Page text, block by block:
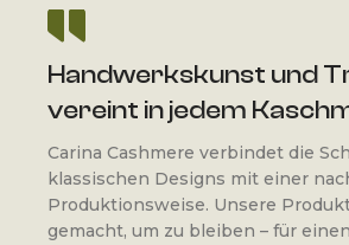
Handwerkskunst und
vereint in jedem
Carina Cashmere verbindet die
klassischen Designs mit einer
Produktionsweise. Unsere
gemacht, um zu bleiben – für